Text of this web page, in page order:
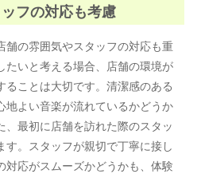
フの対応も考慮
舗の雰囲気やスタッフの対応も重
たいと考える場合、店舗の環境が
ることは大切です。清潔感のある
地よい音楽が流れているかどうか
、最初に店舗を訪れた際のスタッ
す。スタッフが親切で丁寧に接し
対応がスムーズかどうかも、体験